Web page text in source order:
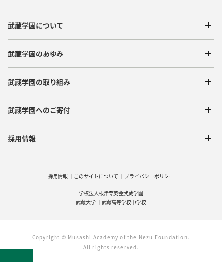
武蔵学園について
武蔵学園のあゆみ
武蔵学園の取り組み
武蔵学園へのご寄付
採用情報
採用情報 このサイトについて プライバシーポリシー
学校法人根津育英会武蔵学園
武蔵大学
武蔵高等学校中学校
Copyright © Musashi Academy of the Nezu Foundation.
All rights reserved.